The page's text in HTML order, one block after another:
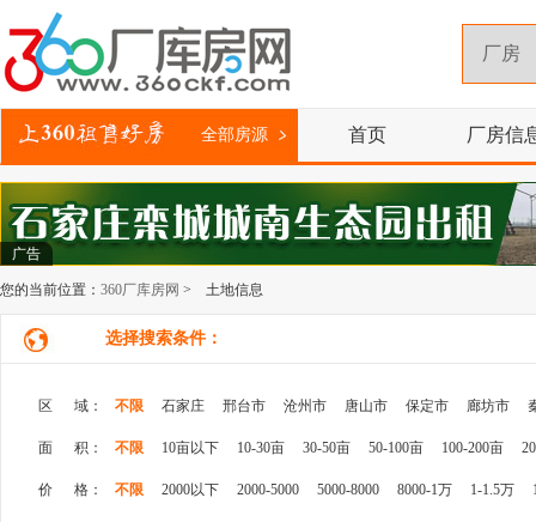
全部房源 首页 厂房信
广告
您的当前位置： 360厂库房网 > 土地信息
选择搜索条件：
区 域： 不限 石家庄 邢台市 沧州市 唐山市 保定市 廊坊市
面 积： 不限 10亩以下 10-30亩 30-50亩 50-100亩 100-200亩
价 格： 不限 2000以下 2000-5000 5000-8000 8000-1万 1-1.5万